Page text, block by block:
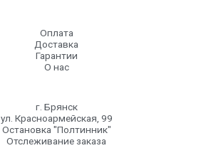
Оплата
Доставка
Гарантии
О нас
г. Брянск
ул. Красноармейская, 99
Остановка "Полтинник"
Отслеживание заказа